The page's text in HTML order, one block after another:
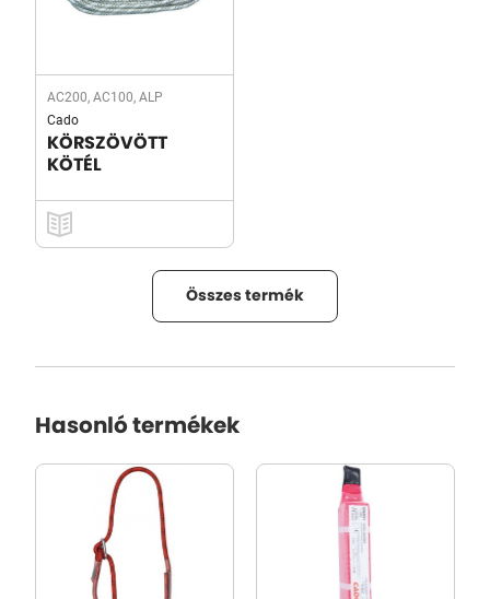
AC200, AC100, ALP
Cado
KÖRSZÖVÖTT
KÖTÉL
Összes termék
Hasonló termékek